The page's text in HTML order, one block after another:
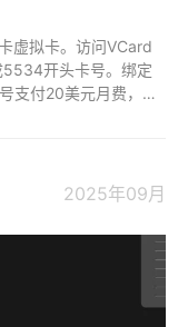
虚拟卡。访问VCard
5534开头卡号。绑定
支付20美元月费，秒
2025年09月